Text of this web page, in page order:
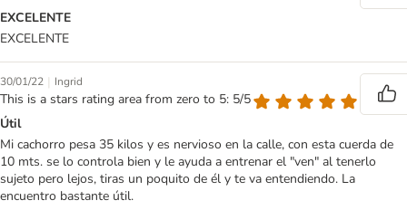
EXCELENTE
EXCELENTE
30/01/22 | Ingrid
This is a stars rating area from zero to 5: 5/5
Útil
Mi cachorro pesa 35 kilos y es nervioso en la calle, con esta cuerda de
10 mts. se lo controla bien y le ayuda a entrenar el "ven" al tenerlo
sujeto pero lejos, tiras un poquito de él y te va entendiendo. La
encuentro bastante útil.